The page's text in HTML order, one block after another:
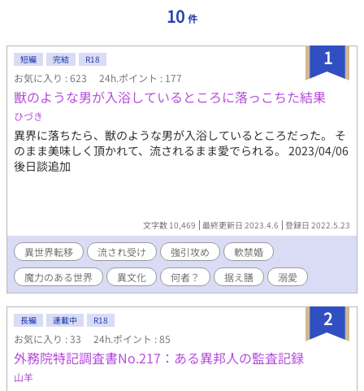
10 件
1
短編 完結 R18
お気に入り : 623 24h.ポイント : 177
獣のような男が入浴しているところに落っこちた結果
ひづき
異界に落ちたら、獣のような男が入浴しているところだった。 そ
のまま美味しく頂かれて、流されるまま愛でられる。 2023/04/06
後日談追加
文字数 10,469 最終更新日 2023.4.6 登録日 2022.5.23
異世界転移 流され受け 強引攻め
軟禁婚
魔力のある世界
異文化 何者？ 据え膳 溺愛
2
長編 連載中 R18
お気に入り : 33 24h.ポイント : 85
外務院特記調査書No.217：ある異邦人の監査記録
山羊